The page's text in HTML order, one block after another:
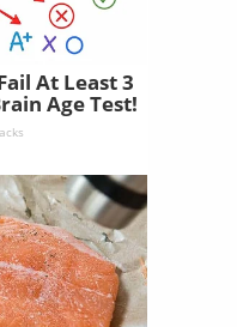
At Least 3
Age Test!